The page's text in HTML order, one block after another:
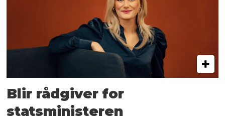
Blir rådgiver for
statsministeren